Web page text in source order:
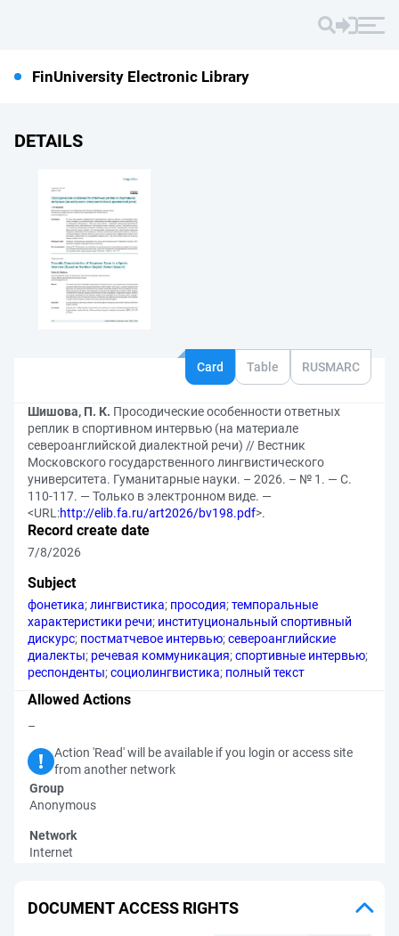
FinUniversity Electronic Library
DETAILS
Card Table RUSMARC
Шишова, П. К. Просодические особенности ответных
реплик в спортивном интервью (на материале
североанглийской диалектной речи) // Вестник
Московского государственного лингвистического
университета. Гуманитарные науки. – 2026. – № 1. — С.
110-117. — Только в электронном виде. —
<URL:http://elib.fa.ru/art2026/bv198.pdf>.
Record create date
7/8/2026
Subject
фонетика;лингвистика; просодия;темпоральные
характеристики речи; институциональный спортивный
дискурс; постматчевое интервью;североанглийские
диалекты; речевая коммуникация;спортивные интервью;
респонденты;социолингвистика; полный текст
Allowed Actions
–
Action 'Read' will be available if you login or access site
from another network
Group
Anonymous
Network
Internet
DOCUMENT ACCESS RIGHTS